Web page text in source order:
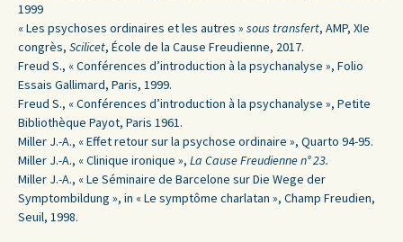
1999
« Les psychoses ordinaires et les autres » sous transfert, AMP, XIe
congrès, Scilicet, École de la Cause Freudienne, 2017.
Freud S., « Conférences d’introduction à la psychanalyse », Folio
Essais Gallimard, Paris, 1999.
Freud S., « Conférences d’introduction à la psychanalyse », Petite
Bibliothèque Payot, Paris 1961.
Miller J.-A., « Effet retour sur la psychose ordinaire », Quarto 94-95.
Miller J.-A., « Clinique ironique », La Cause Freudienne n° 23.
Miller J.-A., « Le Séminaire de Barcelone sur Die Wege der
Symptombildung », in « Le symptôme charlatan », Champ Freudien,
Seuil, 1998.